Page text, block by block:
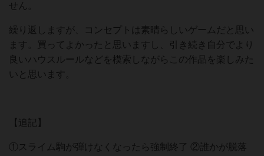
せん。
繰り返しますが、コンセプトは素晴らしいゲームだと思い
ます。買ってよかったと思いますし、引き続き自分でより
良いハウスルールなどを模索しながらこの作品を楽しみた
いと思います。
【追記】
①スライム駒が弾けなくなったら強制終了 ②誰かが脱落